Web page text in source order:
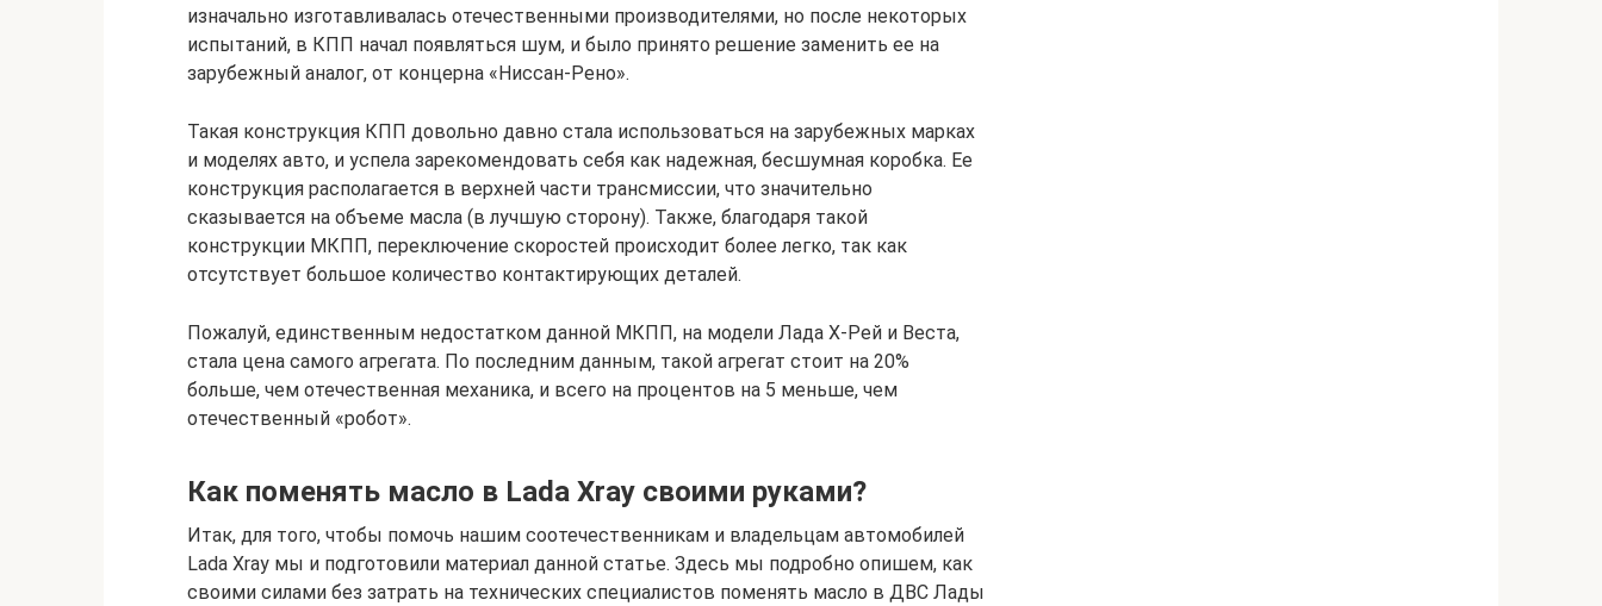
изначально изготавливалась отечественными производителями, но после некоторых
испытаний, в КПП начал появляться шум, и было принято решение заменить ее на
зарубежный аналог, от концерна «Ниссан-Рено».
Такая конструкция КПП довольно давно стала использоваться на зарубежных марках
и моделях авто, и успела зарекомендовать себя как надежная, бесшумная коробка. Ее
конструкция располагается в верхней части трансмиссии, что значительно
сказывается на объеме масла (в лучшую сторону). Также, благодаря такой
конструкции МКПП, переключение скоростей происходит более легко, так как
отсутствует большое количество контактирующих деталей.
Пожалуй, единственным недостатком данной МКПП, на модели Лада Х-Рей и Веста,
стала цена самого агрегата. По последним данным, такой агрегат стоит на 20%
больше, чем отечественная механика, и всего на процентов на 5 меньше, чем
отечественный «робот».
Как поменять масло в Lada Xray своими руками?
Итак, для того, чтобы помочь нашим соотечественникам и владельцам автомобилей
Lada Xray мы и подготовили материал данной статье. Здесь мы подробно опишем, как
своими силами без затрать на технических специалистов поменять масло в ДВС Лады